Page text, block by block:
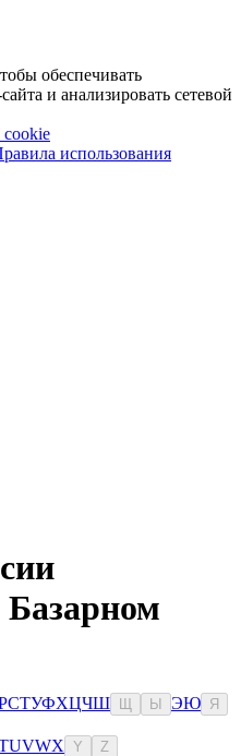
обеспечивать
и анализировать сетевой
cookie
использования
Базарном
СТУФХЦЧШ Ы ЭЮ Я
UVWX Y Z